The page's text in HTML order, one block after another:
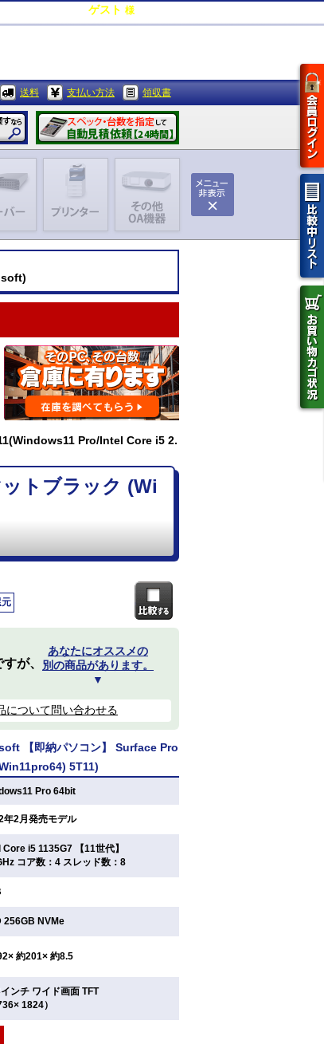
ゲスト 様
送料 支払い方法 領収書
Pro/Intel Core i5 2.
トブラック (Wi
すが、
あなたにオススメの
別の商品があります。
▼
について問い合わせる
【即納パソコン】 Surface Pro
5T11)
Pro 64bit
年2月発売モデル
Core i5 1135G7 【11世代】
コア数：4 スレッド数：8
256GB NVMe
約201× 約8.5
ンチ ワイド画面 TFT
1824）